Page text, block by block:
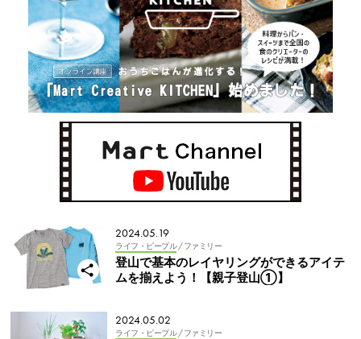
2024.05.19
ライフ・ピープル / ファミリー
登山で基本のレイヤリングができるアイテ
ムを揃えよう！【親子登山①】
2024.05.02
ライフ・ピープル / ファミリー